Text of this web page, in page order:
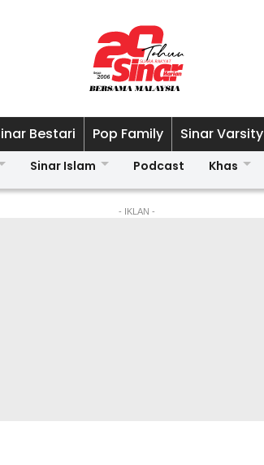
Bestari Pop Family Sinar Varsity
Sinar Islam Podcast Khas
- IKLAN -